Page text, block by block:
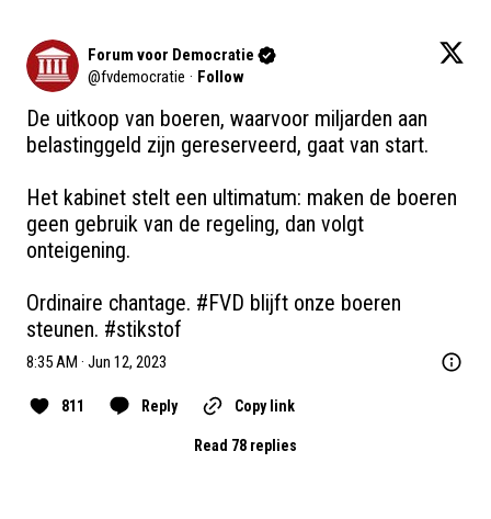
Forum voor Democratie
@fvdemocratie · Follow
De uitkoop van boeren, waarvoor miljarden aan
belastinggeld zijn gereserveerd, gaat van start.
Het kabinet stelt een ultimatum: maken de boeren
geen gebruik van de regeling, dan volgt
onteigening.
Ordinaire chantage. #FVD blijft onze boeren
steunen. #stikstof
8:35 AM · Jun 12, 2023
811 Reply Copy link
Read 78 replies